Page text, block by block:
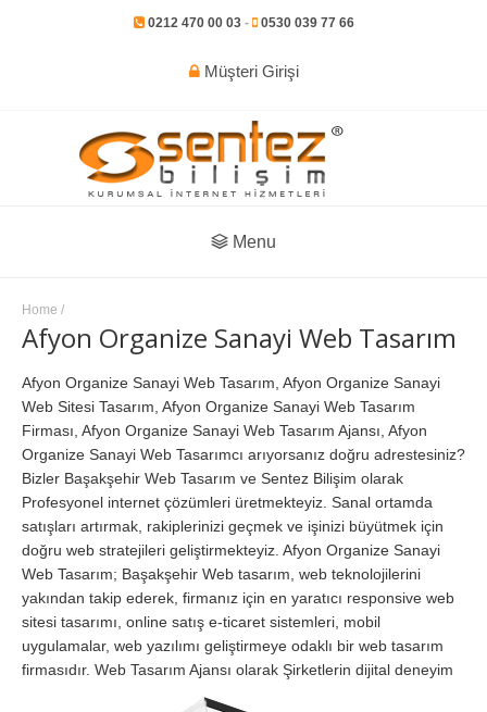
0212 470 00 03- 0530 039 77 66
Müşteri Girişi
Menu
Home /
Afyon Organize Sanayi Web Tasarım
Afyon Organize Sanayi Web Tasarım, Afyon Organize Sanayi
Web Sitesi Tasarım, Afyon Organize Sanayi Web Tasarım
Firması, Afyon Organize Sanayi Web Tasarım Ajansı, Afyon
Organize Sanayi Web Tasarımcı arıyorsanız doğru adrestesiniz?
Bizler Başakşehir Web Tasarım ve Sentez Bilişim olarak
Profesyonel internet çözümleri üretmekteyiz. Sanal ortamda
satışları artırmak, rakiplerinizi geçmek ve işinizi büyütmek için
doğru web stratejileri geliştirmekteyiz. Afyon Organize Sanayi
Web Tasarım; Başakşehir Web tasarım, web teknolojilerini
yakından takip ederek, firmanız için en yaratıcı responsive web
sitesi tasarımı, online satış e-ticaret sistemleri, mobil
uygulamalar, web yazılımı geliştirmeye odaklı bir web tasarım
firmasıdır. Web Tasarım Ajansı olarak Şirketlerin dijital deneyim